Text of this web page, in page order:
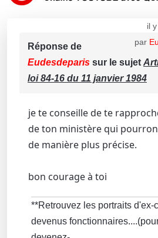
il
par
Réponse de
Eudesdeparis sur le sujet
loi 84-16 du 11 janvier 1984
je te conseille de te
de ton ministère qui
de manière plus précise.
bon courage à toi
**Retrouvez les portraits d'ex-
devenus